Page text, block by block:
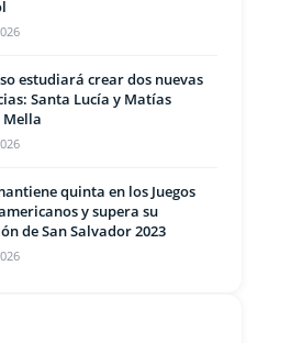
estudiará crear dos nuevas
Santa Lucía y Matías
Mella
quinta en los Juegos
y supera su
de San Salvador 2023